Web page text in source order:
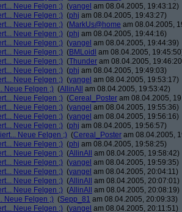
Neue Felgen ;) (yangel am 08.04.2005, 19:43:12)
Neue Felgen ;) (phj am 08.04.2005, 19:43:27)
Neue Felgen ;) (MarkUs@home am 08.04.2005,
Neue Felgen ;) (phj am 08.04.2005, 19:44:16)
Neue Felgen ;) (yangel am 08.04.2005, 19:44:39)
Neue Felgen ;) (BMLoidl am 08.04.2005,
Neue Felgen ;) (Thunder am 08.04.2005,
Neue Felgen ;) (phj am 08.04.2005, 19:49:03)
Neue Felgen ;) (yangel am 08.04.2005, 19:53:17)
Neue Felgen ;) (AllinAll
am 08.04.2005, 19:53:42)
Neue Felgen ;) (Cereal_Poster am 08.04.2005,
Neue Felgen ;) (yangel am 08.04.2005, 19:55:36)
Neue Felgen ;) (yangel am 08.04.2005, 19:56:16)
Neue Felgen ;) (phj am 08.04.2005, 19:56:57)
Neue Felgen ;) (Cereal_Poster am 08.04.2005,
Neue Felgen ;) (phj am 08.04.2005, 19:58:25)
Neue Felgen ;) (AllinAll
am 08.04.2005, 19:58:42)
Neue Felgen ;) (yangel am 08.04.2005, 19:59:35)
Neue Felgen ;) (yangel am 08.04.2005, 20:04:11)
Neue Felgen ;) (AllinAll
am 08.04.2005, 20:07:01)
Neue Felgen ;) (AllinAll
am 08.04.2005, 20:08:19)
Neue Felgen ;) (Sepp_81 am 08.04.2005, 20:09:33)
Neue Felgen ;) (yangel am 08.04.2005, 20:11:51)